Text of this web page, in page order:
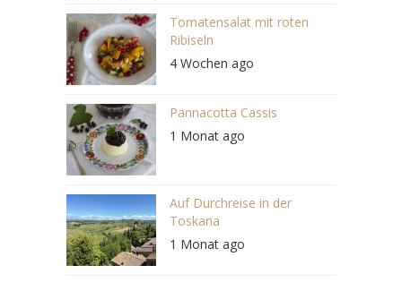
Tomatensalat mit roten
Ribiseln
4 Wochen ago
Pannacotta Cassis
1 Monat ago
Auf Durchreise in der
Toskana
1 Monat ago